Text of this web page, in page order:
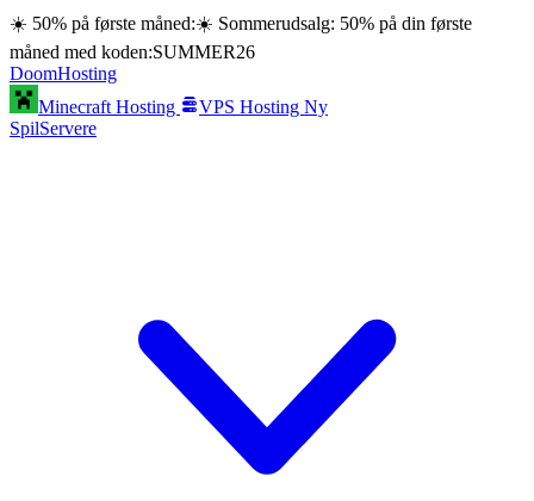
☀️ 50% på første måned:☀️ Sommerudsalg: 50% på din første
måned med koden:SUMMER26
DoomHosting
Minecraft Hosting
VPS Hosting Ny
SpilServere